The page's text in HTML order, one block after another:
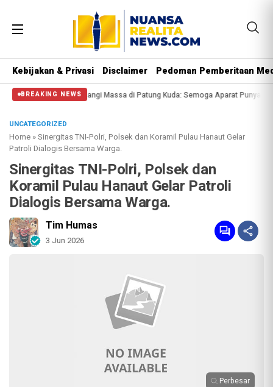
Kebijakan & Privasi Disclaimer Pedoman Pemberitaan
BREAKING NEWS
Halangi Massa di Patung Kuda: Semoga Aparat Punya Hati Nurani
UNCATEGORIZED
Home »Sinergitas TNI-Polri, Polsek dan Koramil Pulau Hanaut Gelar
Patroli Dialogis Bersama Warga.
Sinergitas TNI-Polri, Polsek dan
Koramil Pulau Hanaut Gelar Patroli
Dialogis Bersama Warga.
Tim Humas
3 Jun 2026
Perbesar